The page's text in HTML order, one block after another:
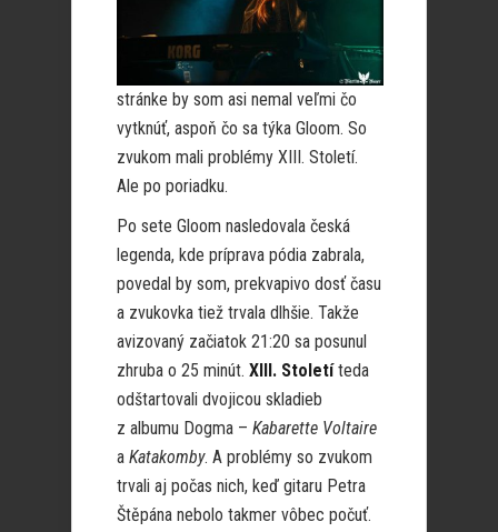
stránke by som asi nemal veľmi čo
vytknúť, aspoň čo sa týka Gloom. So
zvukom mali problémy XIII. Století.
Ale po poriadku.
Po sete Gloom nasledovala česká
legenda, kde príprava pódia zabrala,
povedal by som, prekvapivo dosť času
a zvukovka tiež trvala dlhšie. Takže
avizovaný začiatok 21:20 sa posunul
zhruba o 25 minút. XIII. Stoletíteda
odštartovali dvojicou skladieb
z albumu Dogma – Kabarette Voltaire
a Katakomby. A problémy so zvukom
trvali aj počas nich, keď gitaru Petra
Štěpána nebolo takmer vôbec počuť.